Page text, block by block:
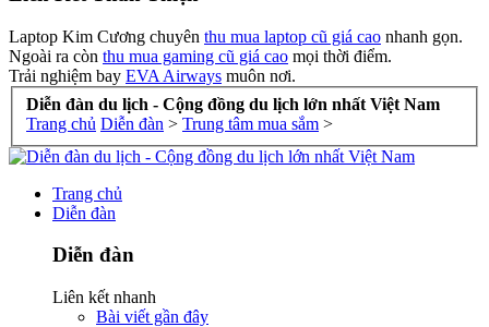
Laptop Kim Cương chuyên thu mua laptop cũ giá cao nhanh gọn.
Ngoài ra còn thu mua gaming cũ giá cao mọi thời điểm.
Trải nghiệm bay EVA Airways muôn nơi.
Diễn đàn du lịch - Cộng đồng du lịch lớn nhất Việt Nam
Trang chủ Diễn đàn > Trung tâm mua sắm >
Trang chủ
Diễn đàn
Diễn đàn
Liên kết nhanh
Bài viết gần đây